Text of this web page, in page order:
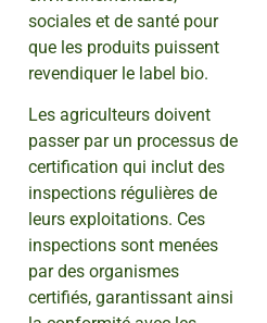
sociales et de santé pour
que les produits puissent
revendiquer le label bio.
Les agriculteurs doivent
passer par un processus de
certification qui inclut des
inspections régulières de
leurs exploitations. Ces
inspections sont menées
par des organismes
certifiés, garantissant ainsi